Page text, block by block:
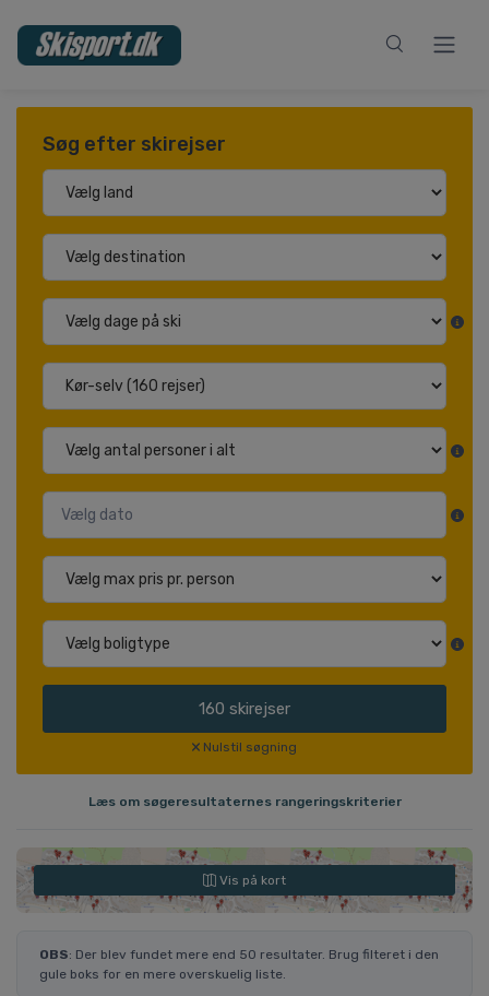
Søg efter skirejser
160 skirejser
Nulstil søgning
Læs om søgeresultaternes rangeringskriterier
Vis på kort
OBS: Der blev fundet mere end 50 resultater. Brug filteret i den
gule boks for en mere overskuelig liste.